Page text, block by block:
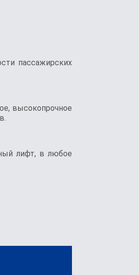
пассажирских
высокопрочное
лифт, в любое